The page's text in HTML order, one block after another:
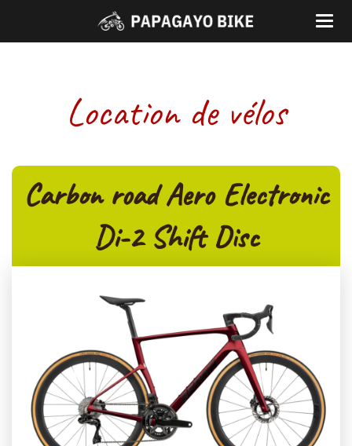
Location de vélos
Carbon road Aero Electronic
Di-2 Shift Disc